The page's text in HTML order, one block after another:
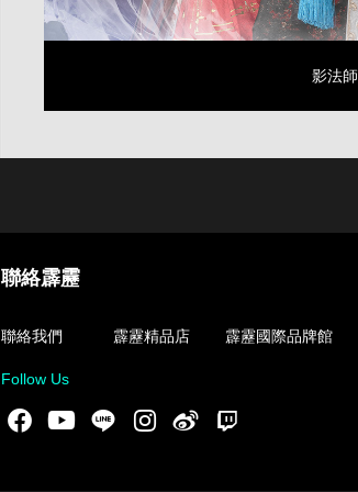
影法師
聯絡霹靂
聯絡我們 霹靂精品店 霹靂國際品牌館
Follow Us
Facebook
YoutubeLINE Instgram新浪微博